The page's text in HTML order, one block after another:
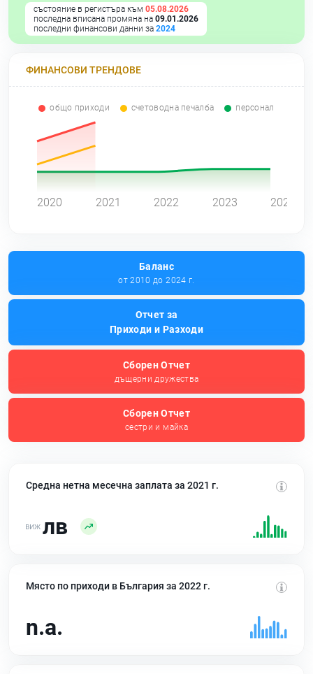
състояние в регистъра към 05.08.2026
последна вписана промяна на 09.01.2026
последни финансови данни за 2024
ФИНАНСОВИ ТРЕНДОВЕ
общо приходи счетоводна печалба персонал
2020 2021 2022 2023 2024
Баланс
от 2010 до 2024 г.
Отчет за
Приходи и Разходи
Сборен Отчет
дъщерни дружества
Сборен Отчет
сестри и майка
Средна нетна месечна заплата за 2021 г.
лв
Място по приходи в България за 2022 г.
n.a.